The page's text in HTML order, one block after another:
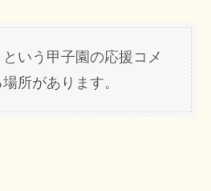
という甲子園の応援コメ
所があります。